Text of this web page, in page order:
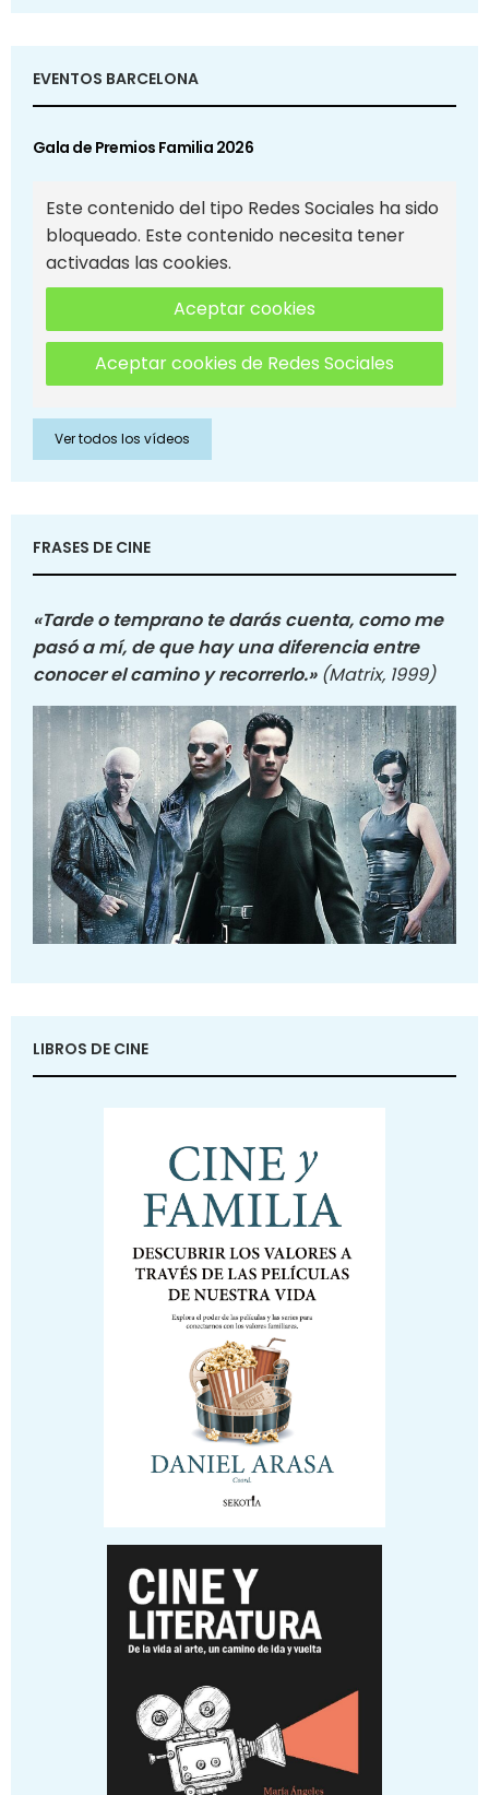
EVENTOS BARCELONA
Gala de Premios Familia 2026
Este contenido del tipo Redes Sociales ha sido
bloqueado. Este contenido necesita tener
activadas las cookies.
Aceptar cookies
Aceptar cookies de Redes Sociales
Ver todos los vídeos
FRASES DE CINE
«Tarde o temprano te darás cuenta, como me
pasó a mí, de que hay una diferencia entre
conocer el camino y recorrerlo.» (Matrix, 1999)
LIBROS DE CINE